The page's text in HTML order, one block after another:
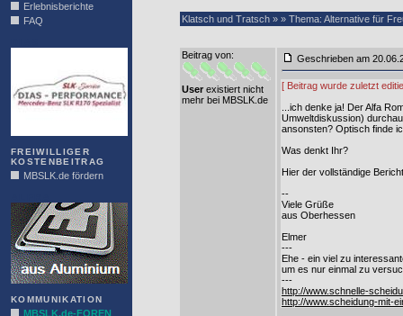
Erlebnisberichte
FAQ
FREIWILLIGER
KOSTENBEITRAG
MBSLK.de fördern
KOMMUNIKATION
MBSLK.de-FOREN
Klatsch und Tratsch » » Thema: Alternative für
Beitrag von:
User existiert nicht
mehr bei MBSLK.de
Geschrieben am
[ Beitrag wurde zuletzt
...ich denke ja! Der Alfa
Umweltdiskussion)
ansonsten? Optisch finde
Was denkt Ihr?
Hier der vollständige
--
Viele Grüße
aus Oberhessen
Elmer
---
Ehe - ein viel zu
um es nur einmal zu
---
http://www.schnelle-
http://www.scheidung-mit-